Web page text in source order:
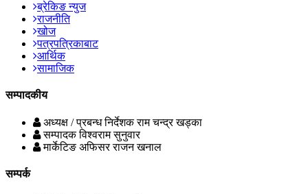
ब्रेकिङ न्युज
राजनीति
खोज
पत्रपत्रिकाबाट
आर्थिक
सामाजिक
सम्पादकीय
अध्यक्ष / प्रबन्ध निर्देशक राम चन्द्र खड्का
सम्पादक विश्वराम सुनुवार
मार्केटिङ अफिसर राजन खनाल
सम्पर्क